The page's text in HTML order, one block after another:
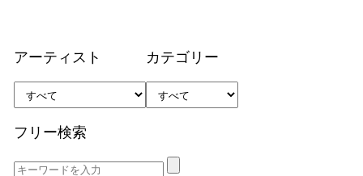
アーティスト カテゴリー
フリー検索